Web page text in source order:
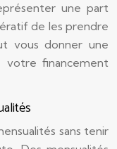
une part
de les prendre
vous donner une
votre financement
sans tenir